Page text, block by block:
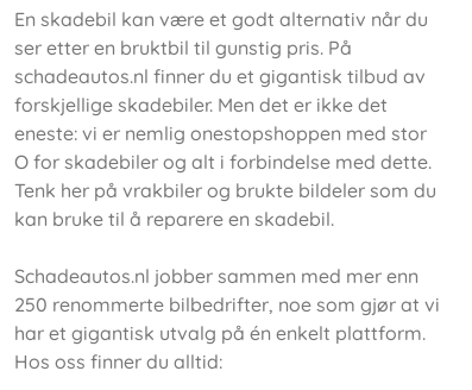
En skadebil kan være et godt alternativ når du
ser etter en bruktbil til gunstig pris. På
schadeautos.nl finner du et gigantisk tilbud av
forskjellige skadebiler. Men det er ikke det
eneste: vi er nemlig onestopshoppen med stor
O for skadebiler og alt i forbindelse med dette.
Tenk her på vrakbiler og brukte bildeler som du
kan bruke til å reparere en skadebil.
Schadeautos.nl jobber sammen med mer enn
250 renommerte bilbedrifter, noe som gjør at vi
har et gigantisk utvalg på én enkelt plattform.
Hos oss finner du alltid: